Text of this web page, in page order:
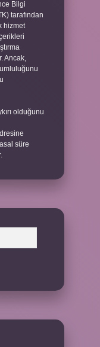
Bilgi
tarafından
hizmet
Ancak,
olduğunu
süre